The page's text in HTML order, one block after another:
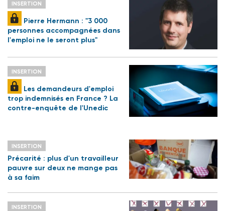
INSERTION
Pierre Hermann : "3 000
personnes accompagnées dans
l'emploi ne le seront plus"
INSERTION
Les demandeurs d'emploi
trop indemnisés en France ? La
contre-enquête de l'Unedic
INSERTION
Précarité : plus d'un travailleur
pauvre sur deux ne mange pas
à sa faim
INSERTION